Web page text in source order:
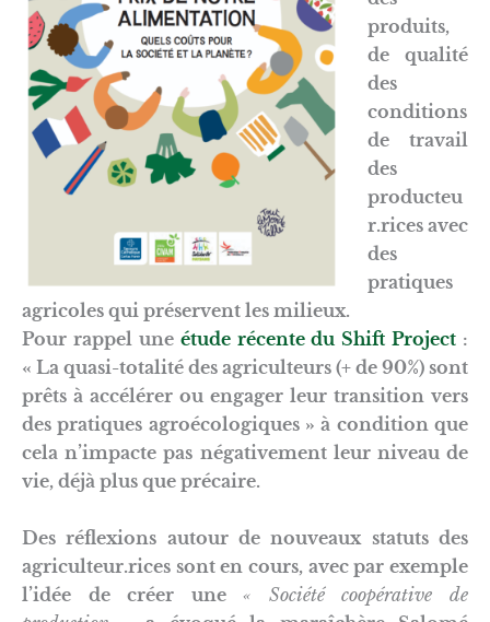
produits,
de qualité
des
conditions
de travail
des
producteu
r.rices avec
des
pratiques
agricoles qui préservent les milieux.
Pour rappel une étude récente du Shift Project :
« La quasi-totalité des agriculteurs (+ de 90%) sont
prêts à accélérer ou engager leur transition vers
des pratiques agroécologiques » à condition que
cela n’impacte pas négativement leur niveau de
vie, déjà plus que précaire.
Des réflexions autour de nouveaux statuts des
agriculteur.rices sont en cours, avec par exemple
l’idée de créer une« Société coopérative de